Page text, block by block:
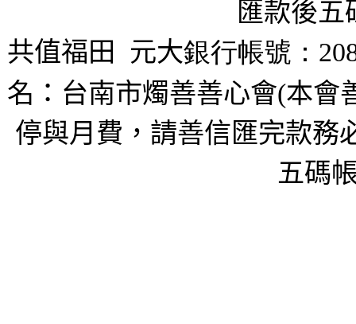
匯款後五
共值福田
元大銀行帳號：
名：台南市燭善善心會(本會
停與月費，請善信匯完款務
五碼